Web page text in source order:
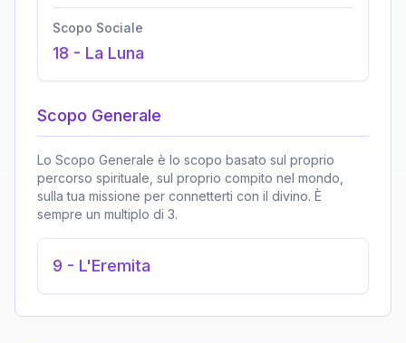
Scopo Sociale
18 - La Luna
Scopo Generale
Lo Scopo Generale è lo scopo basato sul proprio
percorso spirituale, sul proprio compito nel mondo,
sulla tua missione per connetterti con il divino. È
sempre un multiplo di 3.
9 - L'Eremita